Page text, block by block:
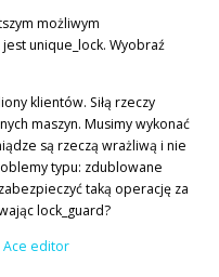
możliwym
unique_lock. Wyobraź
klientów. Siłą rzeczy
maszyn. Musimy wykonać
są rzeczą wrażliwą i nie
typu: zdublowane
taką operację za
lock_guard?
Ace editor